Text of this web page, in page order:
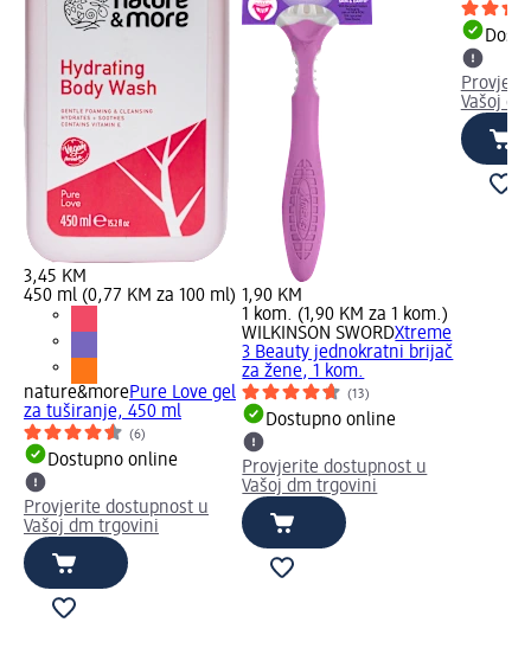
3,45 KM
450 ml (0,77 KM za 100 ml)
nature&morePure Love gel
za tuširanje, 450 ml
(6)
Dostupno online
Provjerite dostupnost u
Vašoj dm trgovini
1,90 KM
1 kom. (1,90 KM za 1 kom.)
WILKINSON SWORDXtreme
3 Beauty jednokratni brijač
za žene, 1 kom.
(13)
Dostupno online
Provjerite dostupnost u
Vašoj dm trgovini
Vašoj